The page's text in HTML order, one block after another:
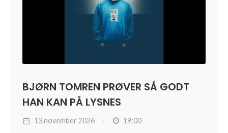
BJØRN TOMREN PRØVER SÅ GODT
HAN KAN PÅ LYSNES
13.november 2026
19:00